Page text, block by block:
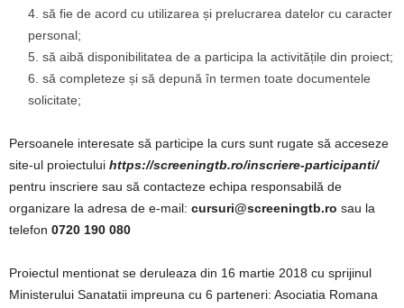
să fie de acord cu utilizarea și prelucrarea datelor cu caracter
personal;
să aibă disponibilitatea de a participa la activitățile din proiect;
să completeze și să depună în termen toate documentele
solicitate;
Persoanele interesate să participe la curs sunt rugate să acceseze
site-ul proiectului https://screeningtb.ro/inscriere-participanti/
pentru inscriere sau să contacteze echipa responsabilă de
organizare la adresa de e-mail: cursuri@screeningtb.ro sau la
telefon 0720 190 080
Proiectul mentionat se deruleaza din 16 martie 2018 cu sprijinul
Ministerului Sanatatii impreuna cu 6 parteneri: Asociatia Romana